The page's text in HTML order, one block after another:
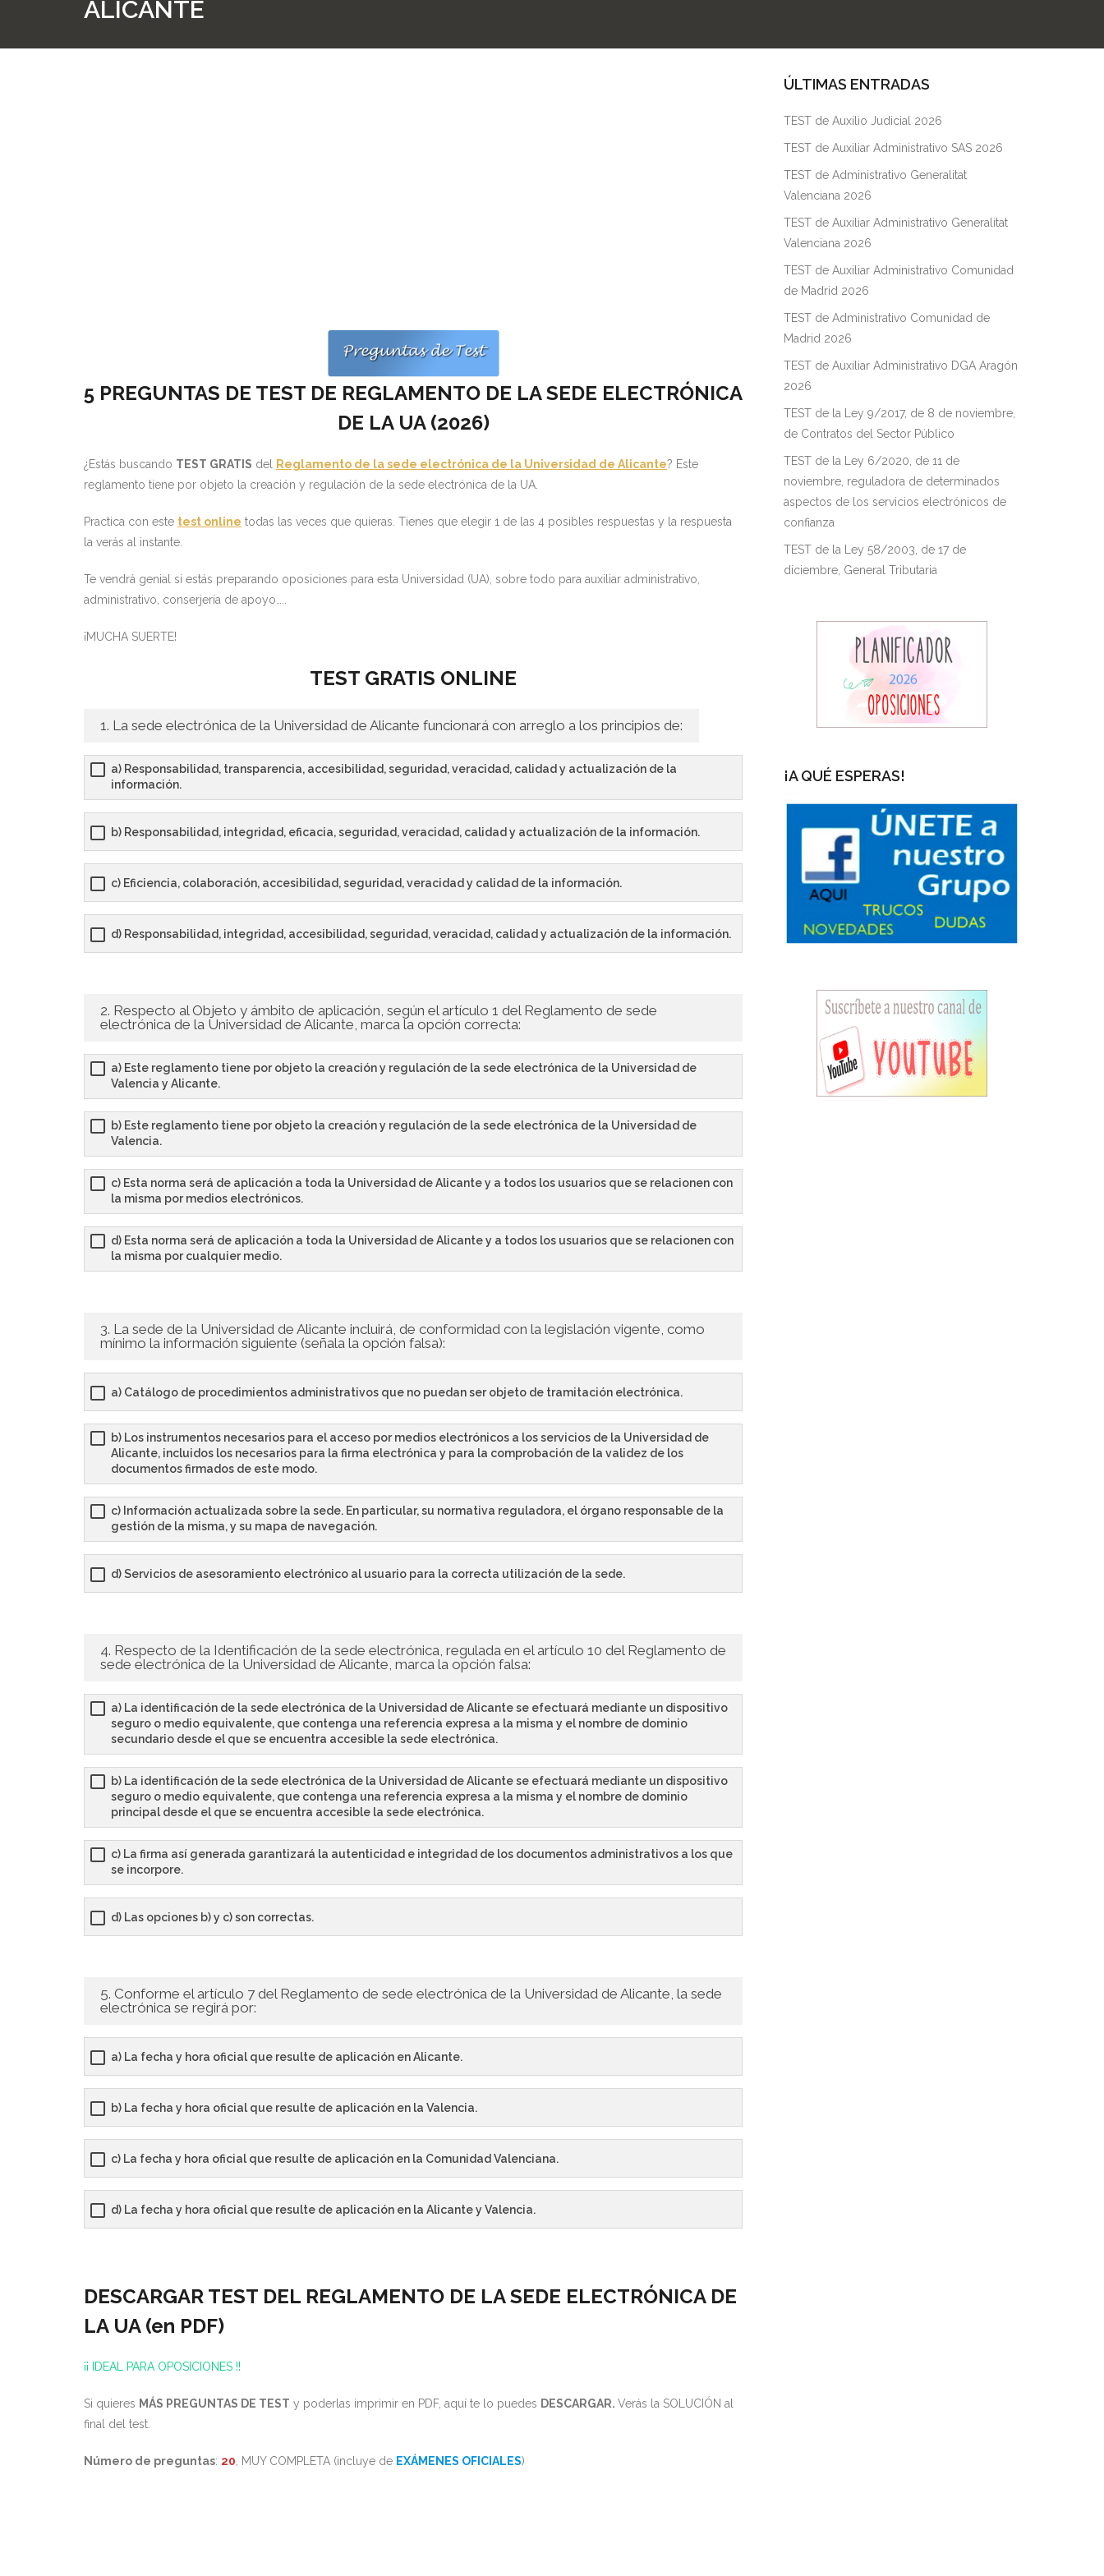
ALICANTE
5 PREGUNTAS DE TEST DE REGLAMENTO DE LA SEDE ELECTRÓNICA
DE LA UA (2026)
¿Estás buscando TEST GRATIS del Reglamento de la sede electrónica de la Universidad de Alicante? Este
reglamento tiene por objeto la creación y regulación de la sede electrónica de la UA.
Practica con este test online todas las veces que quieras. Tienes que elegir 1 de las 4 posibles respuestas y la respuesta
la verás al instante.
Te vendrá genial si estás preparando oposiciones para esta Universidad (UA), sobre todo para auxiliar administrativo,
administrativo, conserjería de apoyo…..
¡MUCHA SUERTE!
TEST GRATIS ONLINE
1. La sede electrónica de la Universidad de Alicante funcionará con arreglo a los principios de:
a) Responsabilidad, transparencia, accesibilidad, seguridad, veracidad, calidad y actualización de la
información.
b) Responsabilidad, integridad, eficacia, seguridad, veracidad, calidad y actualización de la información.
c) Eficiencia, colaboración, accesibilidad, seguridad, veracidad y calidad de la información.
d) Responsabilidad, integridad, accesibilidad, seguridad, veracidad, calidad y actualización de la información.
2. Respecto al Objeto y ámbito de aplicación, según el artículo 1 del Reglamento de sede
electrónica de la Universidad de Alicante, marca la opción correcta:
a) Este reglamento tiene por objeto la creación y regulación de la sede electrónica de la Universidad de
Valencia y Alicante.
b) Este reglamento tiene por objeto la creación y regulación de la sede electrónica de la Universidad de
Valencia.
c) Esta norma será de aplicación a toda la Universidad de Alicante y a todos los usuarios que se relacionen con
la misma por medios electrónicos.
d) Esta norma será de aplicación a toda la Universidad de Alicante y a todos los usuarios que se relacionen con
la misma por cualquier medio.
3. La sede de la Universidad de Alicante incluirá, de conformidad con la legislación vigente, como
mínimo la información siguiente (señala la opción falsa):
a) Catálogo de procedimientos administrativos que no puedan ser objeto de tramitación electrónica.
b) Los instrumentos necesarios para el acceso por medios electrónicos a los servicios de la Universidad de
Alicante, incluidos los necesarios para la firma electrónica y para la comprobación de la validez de los
documentos firmados de este modo.
c) Información actualizada sobre la sede. En particular, su normativa reguladora, el órgano responsable de la
gestión de la misma, y su mapa de navegación.
d) Servicios de asesoramiento electrónico al usuario para la correcta utilización de la sede.
4. Respecto de la Identificación de la sede electrónica, regulada en el artículo 10 del Reglamento de
sede electrónica de la Universidad de Alicante, marca la opción falsa:
a) La identificación de la sede electrónica de la Universidad de Alicante se efectuará mediante un dispositivo
seguro o medio equivalente, que contenga una referencia expresa a la misma y el nombre de dominio
secundario desde el que se encuentra accesible la sede electrónica.
b) La identificación de la sede electrónica de la Universidad de Alicante se efectuará mediante un dispositivo
seguro o medio equivalente, que contenga una referencia expresa a la misma y el nombre de dominio
principal desde el que se encuentra accesible la sede electrónica.
c) La firma así generada garantizará la autenticidad e integridad de los documentos administrativos a los que
se incorpore.
d) Las opciones b) y c) son correctas.
5. Conforme el artículo 7 del Reglamento de sede electrónica de la Universidad de Alicante, la sede
electrónica se regirá por:
a) La fecha y hora oficial que resulte de aplicación en Alicante.
b) La fecha y hora oficial que resulte de aplicación en la Valencia.
c) La fecha y hora oficial que resulte de aplicación en la Comunidad Valenciana.
d) La fecha y hora oficial que resulte de aplicación en la Alicante y Valencia.
DESCARGAR TEST DEL REGLAMENTO DE LA SEDE ELECTRÓNICA DE
LA UA (en PDF)
¡¡ IDEAL PARA OPOSICIONES !!
Si quieres MÁS PREGUNTAS DE TEST y poderlas imprimir en PDF, aquí te lo puedes DESCARGAR. Verás la SOLUCIÓN al
final del test.
Número de preguntas: 20 , MUY COMPLETA (incluye de EXÁMENES OFICIALES)
ÚLTIMAS ENTRADAS
TEST de Auxilio Judicial 2026
TEST de Auxiliar Administrativo SAS 2026
TEST de Administrativo Generalitat
Valenciana 2026
TEST de Auxiliar Administrativo Generalitat
Valenciana 2026
TEST de Auxiliar Administrativo Comunidad
de Madrid 2026
TEST de Administrativo Comunidad de
Madrid 2026
TEST de Auxiliar Administrativo DGA Aragón
2026
TEST de la Ley 9/2017, de 8 de noviembre,
de Contratos del Sector Público
TEST de la Ley 6/2020, de 11 de
noviembre, reguladora de determinados
aspectos de los servicios electrónicos de
confianza
TEST de la Ley 58/2003, de 17 de
diciembre, General Tributaria
¡A QUÉ ESPERAS!